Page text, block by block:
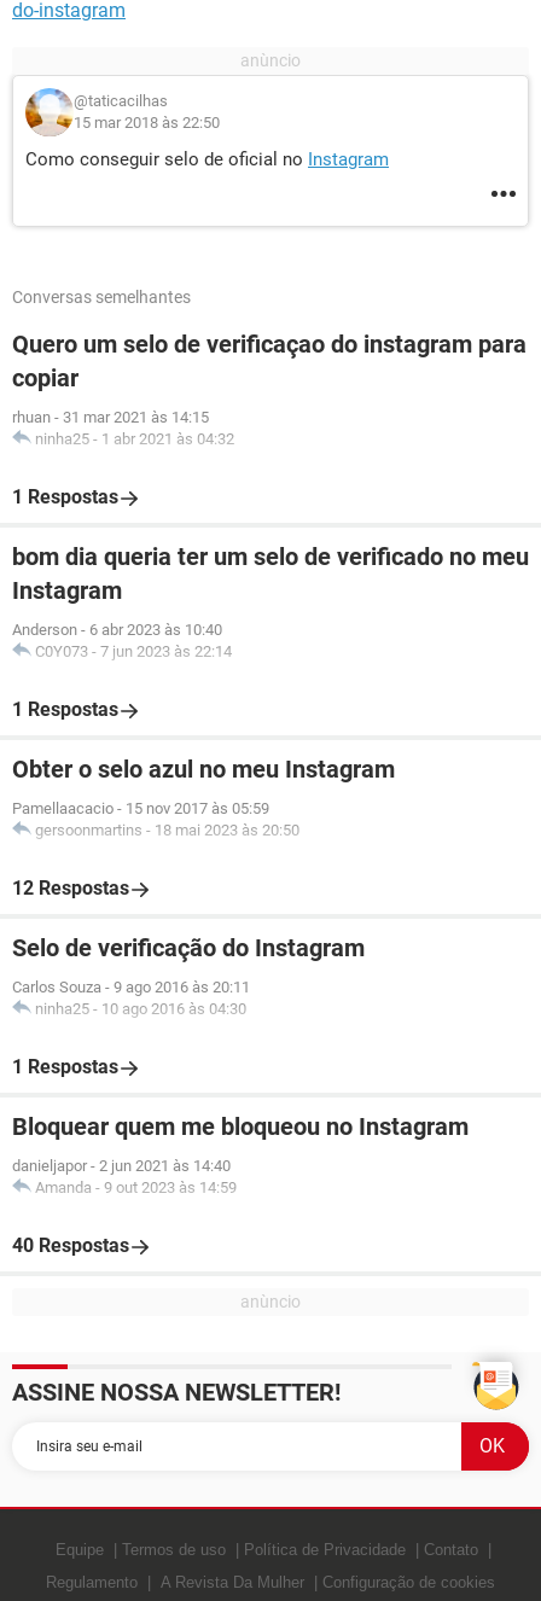
do-instagram
@taticacilhas
15 mar 2018 às 22:50
Como conseguir selo de oficial no Instagram
Conversas semelhantes
Quero um selo de verificaçao do instagram para
copiar
rhuan - 31 mar 2021 às 14:15
ninha25 - 1 abr 2021 às 04:32
1 Respostas
bom dia queria ter um selo de verificado no meu
Instagram
Anderson - 6 abr 2023 às 10:40
C0Y073 - 7 jun 2023 às 22:14
1 Respostas
Obter o selo azul no meu Instagram
Pamellaacacio - 15 nov 2017 às 05:59
gersoonmartins - 18 mai 2023 às 20:50
12 Respostas
Selo de verificação do Instagram
Carlos Souza - 9 ago 2016 às 20:11
ninha25 - 10 ago 2016 às 04:30
1 Respostas
Bloquear quem me bloqueou no Instagram
danieljapor - 2 jun 2021 às 14:40
Amanda - 9 out 2023 às 14:59
40 Respostas
ASSINE NOSSA NEWSLETTER!
Equipe Termos de uso Política de Privacidade
Contato
Regulamento
A Revista Da Mulher Configuração de cookies